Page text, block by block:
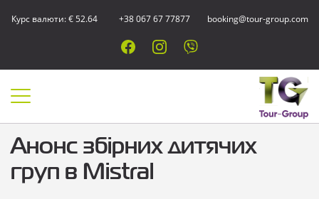
Курс валюти: € 52.64 +38 067 67 77877 booking@tour-group.com
Анонс збірних дитячих
груп в Mistral